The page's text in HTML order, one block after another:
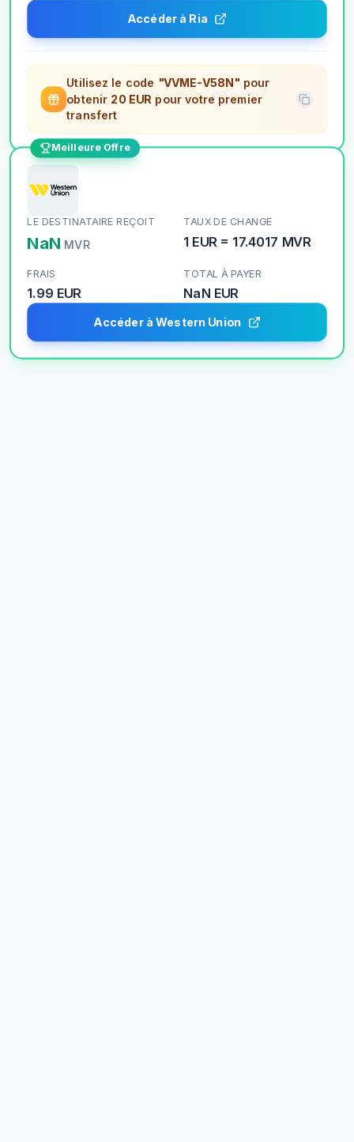
Accéder à Ria
Utilisez le code "VVME-V58N" pour
obtenir 20 EUR pour votre premier
transfert
Meilleure Offre
LE DESTINATAIRE REÇOIT
NaN MVR
TAUX DE CHANGE
1 EUR= 17.4017 MVR
FRAIS
1.99 EUR
TOTAL À PAYER
NaN EUR
Accéder à Western Union